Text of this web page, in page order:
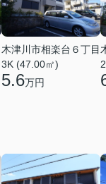
木津川市相楽台６丁目
3K (47.00㎡)
5.6万円